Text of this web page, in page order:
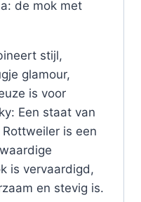
de mok met
stijl,
glamour,
is voor
Een staat van
is een
is vervaardigd,
en stevig is.